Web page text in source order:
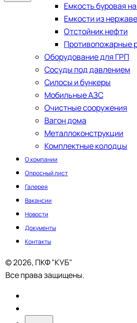
Емкость буровая
Емкости из
​Отстойник нефти
Противопожарные
Оборудование для ГРП
Сосуды под давлением
Силосы и бункеры
Мобильные АЗС
Очистные сооружения
Вагон дома
Металлоконструкции
Комплектные колодцы
О компании
Опросный лист
Галерея
Вакансии
Новости
Документы
Контакты
© 2026, ПКФ "КУБ"
Все права защищены.